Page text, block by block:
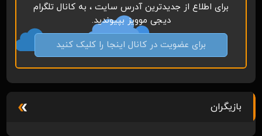
برای اطلاع از جدیدترین آدرس سایت ، به کانال تلگرام
دیجی موویز بپیوندید.
برای عضویت در کانال اینجا را کلیک کنید
بازیگران